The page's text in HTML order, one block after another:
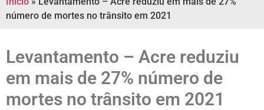
número de mortes no trânsito em 2021
Levantamento – Acre reduziu
em mais de 27% número de
mortes no trânsito em 2021